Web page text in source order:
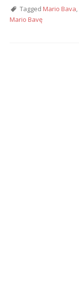
Tagged Mario Bava,
Mario Bavę